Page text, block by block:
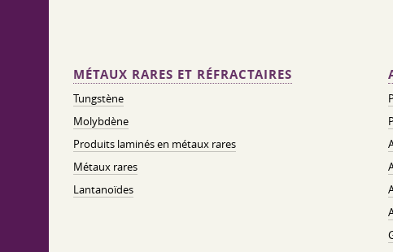
MÉTAUX RARES ET RÉFRACTAIRES
Tungstène
Molybdène
Produits laminés en métaux rares
Métaux rares
Lantanoïdes